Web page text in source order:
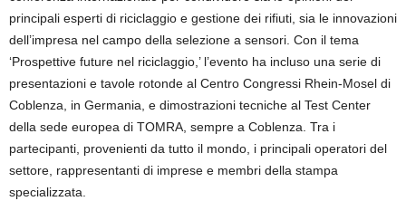
principali esperti di riciclaggio e gestione dei rifiuti, sia le innovazioni
dell’impresa nel campo della selezione a sensori. Con il tema
‘Prospettive future nel riciclaggio,’ l’evento ha incluso una serie di
presentazioni e tavole rotonde al Centro Congressi Rhein-Mosel di
Coblenza, in Germania, e dimostrazioni tecniche al Test Center
della sede europea di TOMRA, sempre a Coblenza. Tra i
partecipanti, provenienti da tutto il mondo, i principali operatori del
settore, rappresentanti di imprese e membri della stampa
specializzata.